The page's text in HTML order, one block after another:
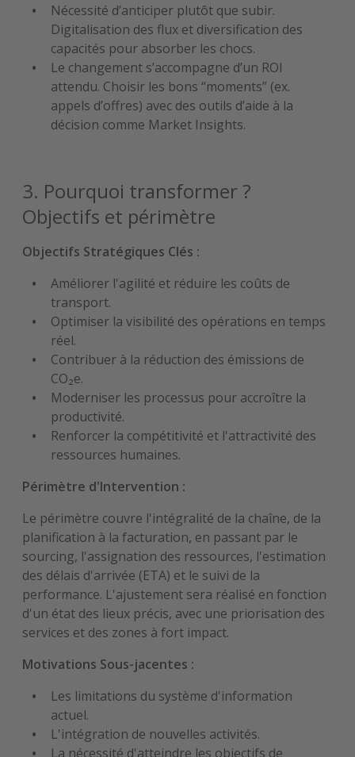
Nécessité d’anticiper plutôt que subir.
Digitalisation des flux et diversification des
capacités pour absorber les chocs.
Le changement s’accompagne d’un ROI
attendu. Choisir les bons “moments” (ex.
appels d’offres) avec des outils d’aide à la
décision comme Market Insights.
3. Pourquoi transformer ?
Objectifs et périmètre
Objectifs Stratégiques Clés :
Améliorer l'agilité et réduire les coûts de
transport.
Optimiser la visibilité des opérations en temps
réel.
Contribuer à la réduction des émissions de
CO₂e.
Moderniser les processus pour accroître la
productivité.
Renforcer la compétitivité et l'attractivité des
ressources humaines.
Périmètre d'Intervention :
Le périmètre couvre l'intégralité de la chaîne, de la
planification à la facturation, en passant par le
sourcing, l'assignation des ressources, l'estimation
des délais d'arrivée (ETA) et le suivi de la
performance. L'ajustement sera réalisé en fonction
d'un état des lieux précis, avec une priorisation des
services et des zones à fort impact.
Motivations Sous-jacentes :
Les limitations du système d'information
actuel.
L'intégration de nouvelles activités.
La nécessité d'atteindre les objectifs de